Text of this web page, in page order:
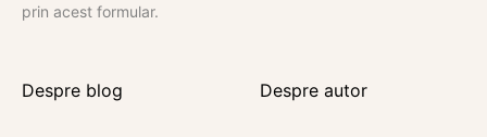
prin acest formular.
Despre blog Despre autor